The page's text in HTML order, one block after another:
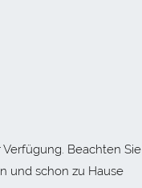
Beachten Sie
und schon zu Hause